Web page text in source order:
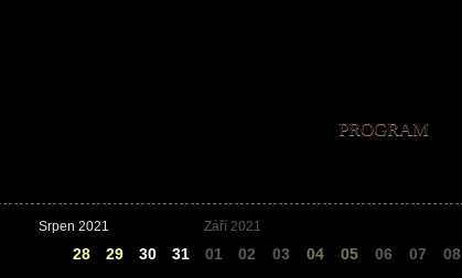
PROGRAM
Srpen 2021
28 29 30 31
Září 2021
01 02 03 04 05 06 07 08